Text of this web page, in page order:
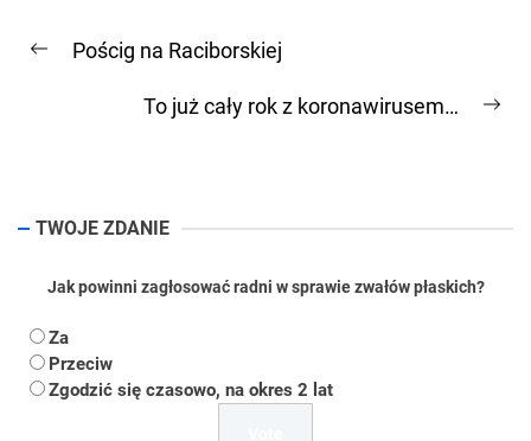
wpisu
Previous
Pościg na Raciborskiej
To już cały rok z koronawirusem…
TWOJE ZDANIE
Jak powinni zagłosować radni w sprawie zwałów płaskich?
Za
Przeciw
Zgodzić się czasowo, na okres 2 lat